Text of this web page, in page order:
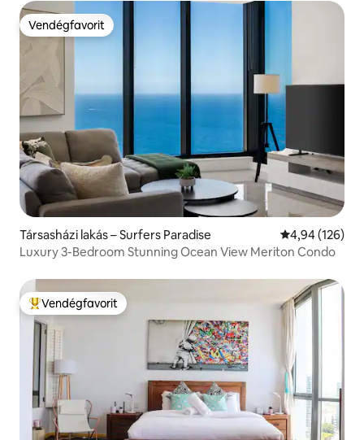
Vendégfavorit
Vendégfavorit
Társasházi lakás – Surfers Paradise Átlagos
4,94 (126)
Luxury 3-Bedroom Stunning Ocean View Meriton Condo
Kiemelt vendégfavorit
Vendégfavorit